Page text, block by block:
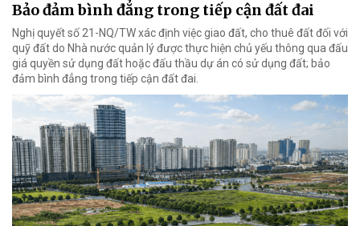
Bảo đảm bình đẳng trong tiếp cận đất đai
Nghị quyết số 21-NQ/TW xác định việc giao đất, cho thuê đất đối với
quỹ đất do Nhà nước quản lý được thực hiện chủ yếu thông qua đấu
giá quyền sử dụng đất hoặc đấu thầu dự án có sử dụng đất; bảo
đảm bình đẳng trong tiếp cận đất đai.